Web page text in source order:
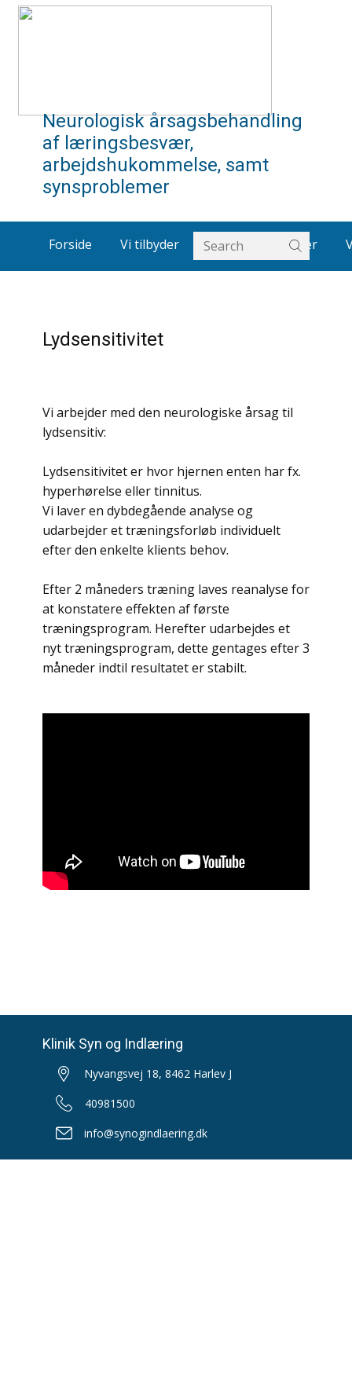
Neurologisk årsagsbehandling
af læringsbesvær,
arbejdshukommelse, samt
synsproblemer
Forside Vi tilbyder Om os Artikler
Lydsensitivitet
Vi arbejder med den neurologiske årsag til
lydsensitiv:
Lydsensitivitet er hvor hjernen enten har fx.
hyperhørelse eller tinnitus.
Vi laver en dybdegående analyse og
udarbejder et træningsforløb individuelt
efter den enkelte klients behov.
Efter 2 måneders træning laves reanalyse for
at konstatere effekten af første
træningsprogram. Herefter udarbejdes et
nyt træningsprogram, dette gentages efter 3
måneder indtil resultatet er stabilt.
Klinik Syn og Indlæring
Nyvangsvej 18, 8462 Harlev J
40981500
info@synogindlaering.dk